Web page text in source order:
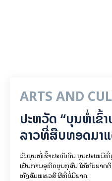
ARTS AND
ປະຫວັດ “ບຸນຫໍ່ເຂົ້
ລາວທີ່ສືບທອດມາ
ວັນບຸນຫໍ່ເຂົ້າປະດັບດິນ ບຸນປະເພນີ
ເປັນການອຸທິດບຸນກຸສົນ ໃຫ້ກັບຍາ
ທັງສັມພະເວສີ ຜີທີ່ບໍ່ມີຍາດ.